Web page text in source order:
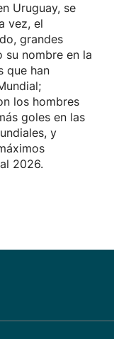
Uruguay, se
vez, el
grandes
su nombre en la
que han
los hombres
goles en las
y
2026.